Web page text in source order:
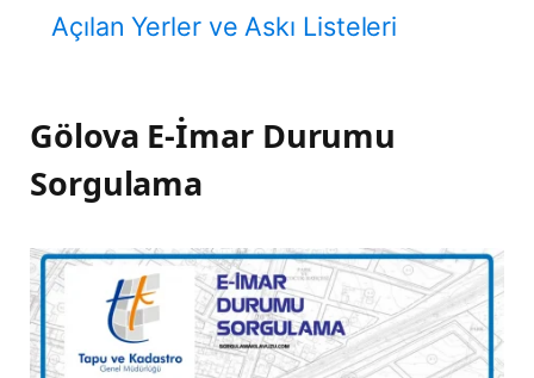
Açılan Yerler ve Askı Listeleri
Gölova E-İmar Durumu
Sorgulama